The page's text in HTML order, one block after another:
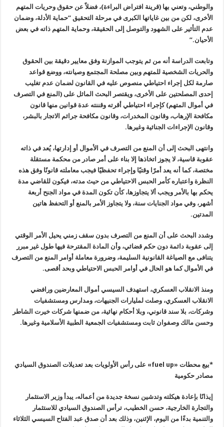
والوطني، وتعني بها (قرينة افتراض البراءة)، فضلاً عن حقوق وحريات المتهم
الأخرى، لكن من بين غاياتها الكبرى في مرحلة التحقيق “حماية الأدلة، وضمان
عدم التأثير على الشهود والتوصل إلى الحقيقة، وحماية المتهم ذاته في بعض
الأحيان.”
وتابعت الدراسة أنه من ثم يتوجب الموازنة وفق معايير دقيقة بين الحقوق
والحريات الشخصية للمتهم وبين مصلحة المجتمع وصيانته، ووضع قواعد
صارمة لكل إجراء احتياطي منصوص عليه في القانون لضمان عدم تغليب
إحدى المصلحتين على الأخرى، ويقتصر البحث الماثل على (المنع في التصرف
في أموال المتهم) كإجراء احتياطي أقرته وقننته عدة قوانين منها قانون
مكافحة الإرهاب، وقانون المخدرات، وقانون مكافحة جرائم الاتجار بالبشر،
وقانون الإجراءات الجنائية وغيرها.
وانتهى البحث إلى أن المنع من التصرف في الأموال أو إدارتها، يُعد في ذاته
عقوبة قاسية، لا يجوز اتخاذها إلا بناء على أمر صادر من محكمة مستقلة
مختصة، كما أنه يعد أمرًا وقتيًا وإجراء تحفظيًا فيجب معاملته قانونًا وفق هذه
النظرة واعتباره كأمر الحبس الاحتياطي من حيث مدته، فيكون للقاضي مدة
يحكم بها بالأمر ويجب ألا يتجاوزها، كأن تكون المدة في مواد الجنح أربعة
أشهر، وفي مواد الجنايات سنة، ولا يتجاوز الأمر بالمنع أو التحفظ هاتين
المدتين.
وشدد البحث على أن المنع من التصرف بدون سقف زمني يحيل الأمر الوقتي
إلى عقوبة دائمة دون حكم قضائي، وأن المادة المقترحة فيها طول غير مبرر
يتنافى مع الصياغة القانونية السليمة، وضرورة معاملة أوامر المنع من التصرف
في الأموال كما هو الحال في أوامر الحبس الاحتياطي وبحد أقصى.
ومنذ الانقلاب العسكري، استهدف السيسي أموال المعارضين ورافضي
الانقلاب العسكري، وصلت لمليارات الجنيهات، ومدارس ومستشفيات
وشركات، بلا سند قانوني، وبلا أحكام نهائية، من ضمنها شركات خيرت الشاطر
وحسن مالك وصفوان ثابت ومستشفيات الجمعية الطبية الأسلامية وغيرها.
*بيع محطات «fuel up» على رأس الأولويات بعد تعديلات الصندوق السيادي
مصادر حكومية
إيذانًا بإعادة هيكلته وتدشين نسخة جديدة من أعماله، يبدأ وزير الاستثمار
والتجارة الخارجية، حسن الخطيب، ترأس الصندوق السيادي للاستثمار
والتنمية بدءًا من اليوم، الإثنين، وذلك بعد أن صدق عبد الفتاح السيسي الثلاثاء